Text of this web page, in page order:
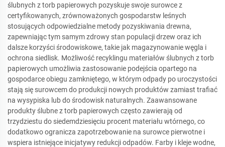
ślubnych z torb papierowych pozyskuje swoje surowce z
certyfikowanych, zrównoważonych gospodarstw leśnych
stosujących odpowiedzialne metody pozyskiwania drewna,
zapewniając tym samym zdrowy stan populacji drzew oraz ich
dalsze korzyści środowiskowe, takie jak magazynowanie węgla i
ochrona siedlisk. Możliwość recyklingu materiałów ślubnych z torb
papierowych umożliwia zastosowanie podejścia opartego na
gospodarce obiegu zamkniętego, w którym odpady po uroczystości
stają się surowcem do produkcji nowych produktów zamiast trafiać
na wysypiska lub do środowisk naturalnych. Zaawansowane
produkty ślubne z torb papierowych często zawierają od
trzydziestu do siedemdziesięciu procent materiału wtórnego, co
dodatkowo ogranicza zapotrzebowanie na surowce pierwotne i
wspiera istniejące inicjatywy redukcji odpadów. Farby i kleje wodne,